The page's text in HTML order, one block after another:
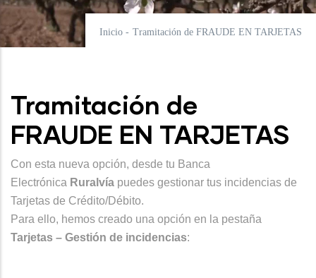
Inicio - Tramitación de FRAUDE EN TARJETAS
Tramitación de
FRAUDE EN TARJETAS
Con esta nueva opción, desde tu Banca
Electrónica Ruralvía puedes gestionar tus incidencias de
Tarjetas de Crédito/Débito.
Para ello, hemos creado una opción en la pestaña
Tarjetas – Gestión de incidencias: